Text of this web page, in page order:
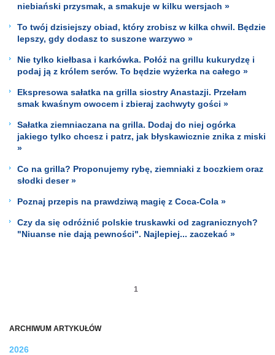
ARCHIWUM ARTYKUŁÓW
2026
niebiański przysmak, a smakuje w kilku wersjach »
To twój dzisiejszy obiad, który zrobisz w kilka chwil. Będzie
lepszy, gdy dodasz to suszone warzywo »
Nie tylko kiełbasa i karkówka. Połóż na grillu kukurydzę i
podaj ją z królem serów. To będzie wyżerka na całego »
Ekspresowa sałatka na grilla siostry Anastazji. Przełam
smak kwaśnym owocem i zbieraj zachwyty gości »
Sałatka ziemniaczana na grilla. Dodaj do niej ogórka
jakiego tylko chcesz i patrz, jak błyskawicznie znika z miski
»
Co na grilla? Proponujemy rybę, ziemniaki z boczkiem oraz
słodki deser »
Poznaj przepis na prawdziwą magię z Coca-Cola »
Czy da się odróżnić polskie truskawki od zagranicznych?
"Niuanse nie dają pewności". Najlepiej... zaczekać »
1